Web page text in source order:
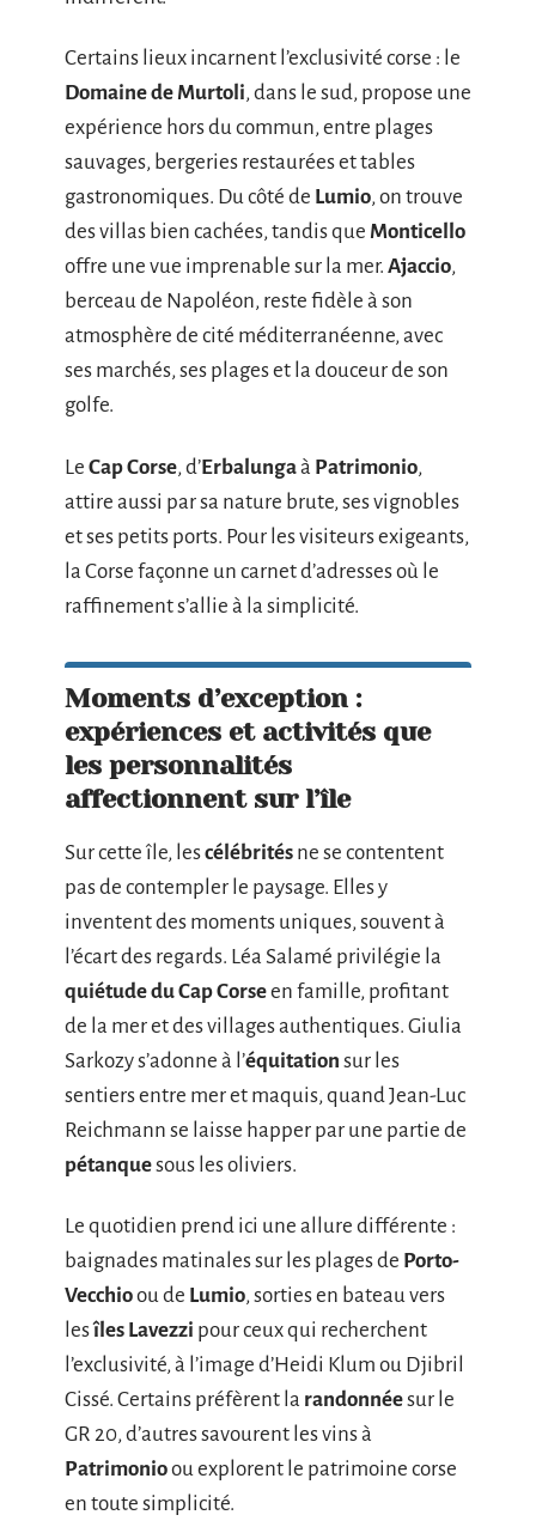
Certains lieux incarnent l’exclusivité corse : le
Domaine de Murtoli, dans le sud, propose une
expérience hors du commun, entre plages
sauvages, bergeries restaurées et tables
gastronomiques. Du côté de Lumio, on trouve
des villas bien cachées, tandis que Monticello
offre une vue imprenable sur la mer. Ajaccio,
berceau de Napoléon, reste fidèle à son
atmosphère de cité méditerranéenne, avec
ses marchés, ses plages et la douceur de son
golfe.
Le Cap Corse, d’Erbalungaà Patrimonio,
attire aussi par sa nature brute, ses vignobles
et ses petits ports. Pour les visiteurs exigeants,
la Corse façonne un carnet d’adresses où le
raffinement s’allie à la simplicité.
Moments d’exception :
expériences et activités que
les personnalités
affectionnent sur l’île
Sur cette île, lescélébrités ne se contentent
pas de contempler le paysage. Elles y
inventent des moments uniques, souvent à
l’écart des regards. Léa Salamé privilégie la
quiétude du Cap Corseen famille, profitant
de la mer et des villages authentiques. Giulia
Sarkozy s’adonne à l’équitation sur les
sentiers entre mer et maquis, quand Jean-Luc
Reichmann se laisse happer par une partie de
pétanquesous les oliviers.
Le quotidien prend ici une allure différente :
baignades matinales sur les plages de Porto-
Vecchioou de Lumio, sorties en bateau vers
lesîles Lavezzi pour ceux qui recherchent
l’exclusivité, à l’image d’Heidi Klum ou Djibril
Cissé. Certains préfèrent la randonnéesur le
GR 20, d’autres savourent les vins à
Patrimonioou explorent le patrimoine corse
en toute simplicité.